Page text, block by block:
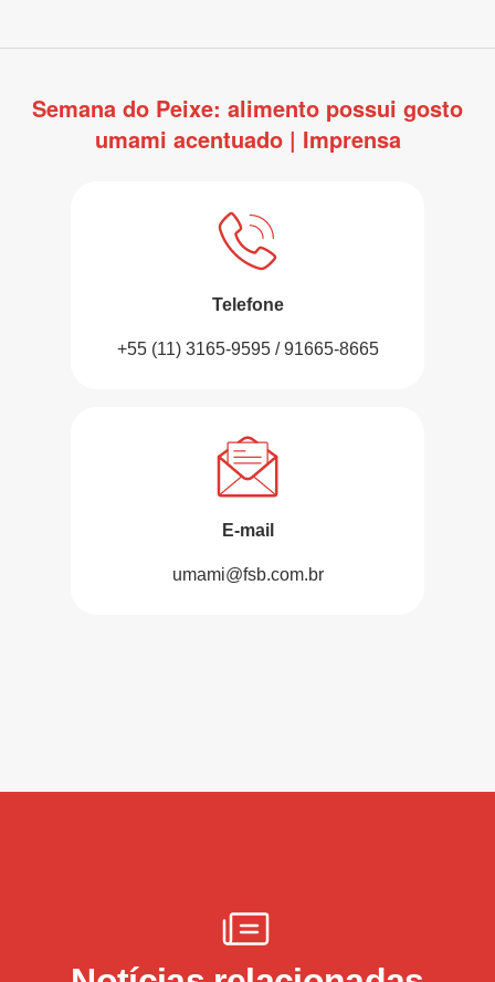
Semana do Peixe: alimento possui gosto
umami acentuado | Imprensa
Telefone
+55 (11) 3165-9595 / 91665-8665
E-mail
umami@fsb.com.br